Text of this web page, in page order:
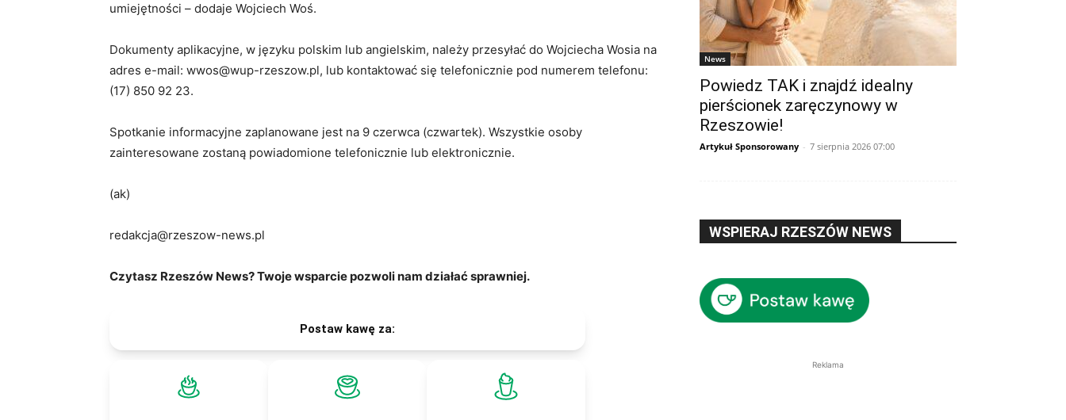
umiejętności – dodaje Wojciech Woś.
Dokumenty aplikacyjne, w języku polskim lub angielskim, należy przesyłać do Wojciecha Wosia na
adres e-mail: wwos@wup-rzeszow.pl, lub kontaktować się telefonicznie pod numerem telefonu:
(17) 850 92 23.
Spotkanie informacyjne zaplanowane jest na 9 czerwca (czwartek). Wszystkie osoby
zainteresowane zostaną powiadomione telefonicznie lub elektronicznie.
(ak)
redakcja@rzeszow-news.pl
Czytasz Rzeszów News? Twoje wsparcie pozwoli nam działać sprawniej.
Postaw kawę za:
News
Powiedz TAK i znajdź idealny
pierścionek zaręczynowy w
Rzeszowie!
Artykuł Sponsorowany - 7 sierpnia 2026 07:00
WSPIERAJ RZESZÓW NEWS
Reklama